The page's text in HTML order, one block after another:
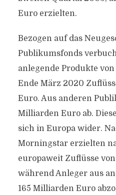
Euro erzielten.
Bezogen auf das
Publikumsfonds
anlegende Produkte
Ende März 2020
Euro. Aus anderen
Milliarden Euro ab.
sich in Europa wider.
Morningstar erzielten
europaweit Zuflüsse
während Anleger aus
165 Milliarden Euro